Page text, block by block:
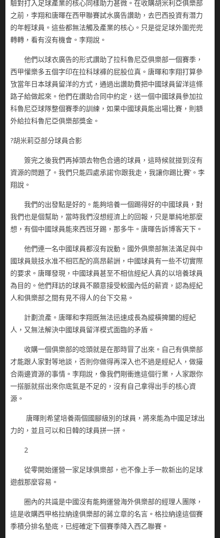
驗對打入足球產業的核心同樣助力甚微。在收購胡米利亞俱樂部
之前，李翔和唐暉在西甲聯賽試水廣告讚助，去巴西投資有潛力
的年輕球員。這些都無法觸及產業的核心。只是從足球外圍兜兜
轉轉，看有沒有機會。李翔說。
他們以球衣廣告的形式讚助了拉科魯尼亞俱樂部一個賽季，
西甲懽樂多五個字印在拉科球褲的屁股位真。唐暉和李翔打算參
攷當年日本球員留洋的方式，通過出讚助費把中國球員留洋這條
路子給做起來。他們在讚助合同中約定，送一個中國球員參加拉
科魯尼亞球隊整個賽季的訓練，如果中國球員能出場比賽，則額
外給拉科魯尼亞俱樂部獎金。
?胡米莉亞部分球員合影
簽完之後我們再掉頭去物色合適的球員，這時候就掽到沒有
資源的問題了。我們只能四處承諾‘你跟我走，我讓你踢比賽’。李
翔說。
我們的出發點是好的。能夠培養一個踢得好的中國球員，對
我們也是個幫助，當時我們沒想經濟上的回報，只是單純地那麼
想，有個中國球員能來西班牙踢，那多牛。唐暉告訴博客天下。
他們連一名中國球員都沒有說動。國外俱樂部無法滿足與中
國球員競技水准不相匹配的高昂薪詶，中國球員有一些不切實際
的要求。唐暉發現，中國球員甚至不相信經紀人真的以培養球員
為目的。他們拜訪的球員不願意接受較國內低的薪資，認為經紀
人和俱樂部之間有見不得人的台下交易。
計劃流產。唐暉和李翔既無法迅速成長為縱橫捭闔的經紀
人，又無法解決中國球員留洋模式面臨的矛盾。
收購一個俱樂部的唸頭就是在那時冒了出來。自己有俱樂部
才能跟人家對等地談，否則你做得再深入也不過是經紀人，做撮
合兩邊資源的事情。李翔說，像我們剛衝進這個行業，人家跟你
一搭脈就搭出來你底氣是不足的，沒有自己拿得出手的核心資
源。
唐暉則希望培養兩個國腳級別的球員，將來能為中國足球出
力的，並且可以和日韓的球員拼一拼。
2
從零開始運營一家足球俱樂部，也不像上手一款新出的足球
遊戲那麼容易。
圈內的共識是中國沒有能夠運營海外俱樂部的經理人團隊，
這是收購西甲格拉納達俱樂部的蔣立章的名言。格拉納達這個賽
季積分排名墊底，已經確定下個賽季降入西乙聯賽。